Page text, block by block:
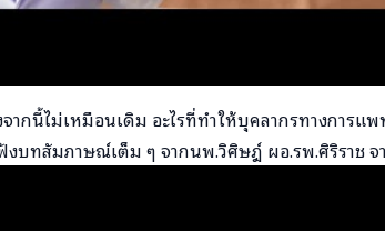
กนี้ไม่เหมือนเดิม อะไรที่ทำให้บุคลากรทางการแ
งบทสัมภาษณ์เต็ม ๆ จากนพ.วิศิษฎ์ ผอ.รพ.ศิริราช จ